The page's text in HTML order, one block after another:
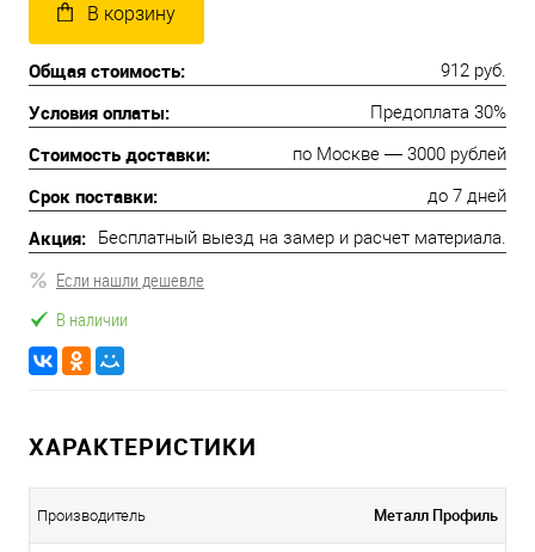
В корзину
Общая стоимость: 912 руб.
Условия оплаты: Предоплата 30%
Стоимость доставки: по Москве — 3000 рублей
Срок поставки: до 7 дней
Акция: Бесплатный выезд на замер и расчет материала.
Если нашли дешевле
В наличии
ХАРАКТЕРИСТИКИ
Производитель Металл Профиль